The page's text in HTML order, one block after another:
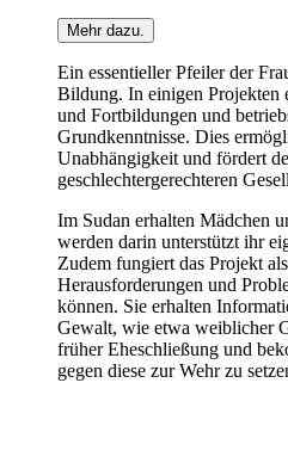
Mehr dazu.
Ein essentieller Pfeiler der
Bildung. In einigen Projekten
und Fortbildungen und
Grundkenntnisse. Dies
Unabhängigkeit und fördert
geschlechtergerechteren
Im Sudan erhalten Mädchen
werden darin unterstützt ihr
Zudem fungiert das Projekt
Herausforderungen und
können. Sie erhalten
Gewalt, wie etwa weiblicher
früher Eheschließung und
gegen diese zur Wehr zu